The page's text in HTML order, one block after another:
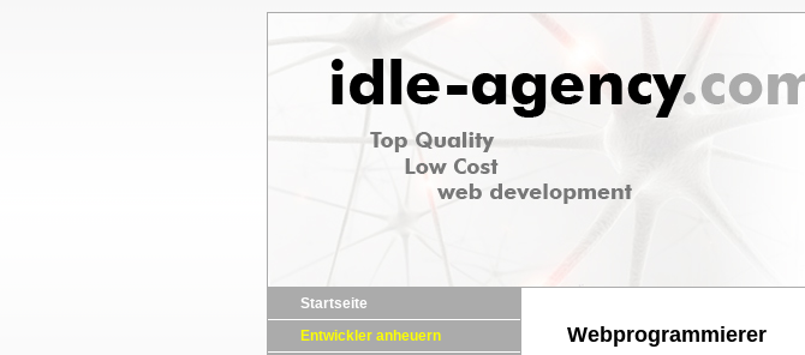
Startseite
Entwickler anheuern
Webprogrammierer